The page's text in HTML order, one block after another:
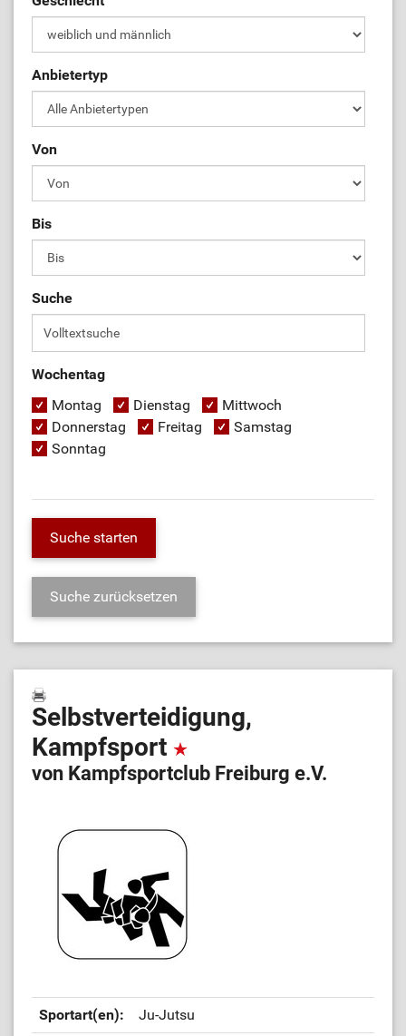
Anbietertyp
Von
Bis
Suche
Wochentag
Montag
Dienstag
Mittwoch
Donnerstag
Freitag
Samstag
Sonntag
Selbstverteidigung,
Kampfsport
von Kampfsportclub Freiburg e.V.
Sportart(en): Ju-Jutsu